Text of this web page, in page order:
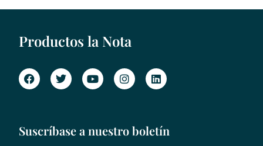
Productos la Nota
Suscríbase a nuestro boletín